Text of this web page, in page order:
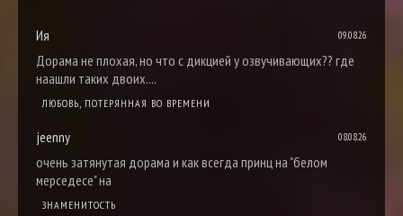
Ия 09.08.26
Дорама не плохая, но что с дикцией у озвучивающих?? где
наашли таких двоих....
ЛЮБОВЬ, ПОТЕРЯННАЯ ВО ВРЕМЕНИ
jeenny 08.08.26
очень затянутая дорама и как всегда принц на "белом
мерседесе" на
ЗНАМЕНИТОСТЬ